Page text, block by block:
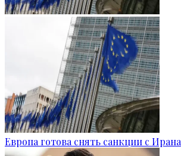
Европа готова снять санкции с Ирана